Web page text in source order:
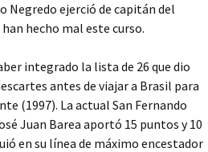
Negredo ejerció de capitán del
hecho mal este curso.
integrado la lista de 26 que dio
antes de viajar a Brasil para
(1997). La actual San Fernando
Juan Barea aportó 15 puntos y 10
en su línea de máximo encestador